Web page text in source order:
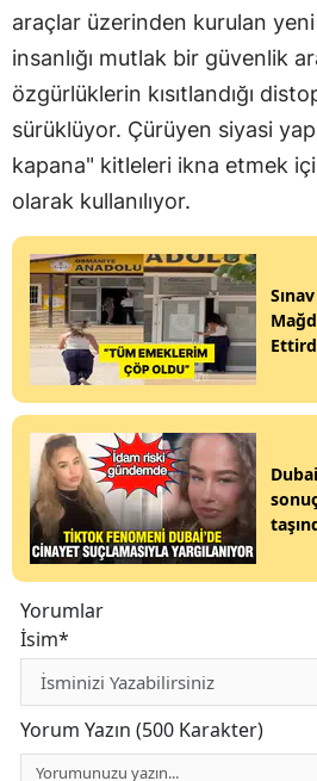
araçlar üzerinden kurulan
insanlığı mutlak bir güvenlik
özgürlüklerin kısıtlandığı
sürüklüyor. Çürüyen siyasi
kapana" kitleleri ikna etmek
olarak kullanılıyor.
Yorumlar
İsim*
Yorum Yazın (500 Karakter)